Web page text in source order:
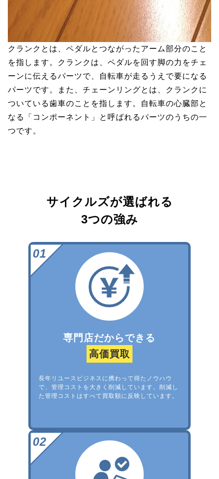
クランクとは、ペダルとつながったアーム部分のこと
を指します。クランクは、ペダルを回す脚の力をチェ
ーンに伝えるパーツで、自転車が走るうえで要になる
パーツです。また、チェーンリングとは、クランクに
ついている歯車のことを指します。自転車の心臓部と
なる「コンポーネント」と呼ばれるパーツのうちの一
つです。
サイクルズが選ばれる
3つの強み
専門店だからできる
高価買取
長年リユースビジネスに携わって得たノウハウ
で、管理コストを大きく削減しています。削減し
た管理コストはすべて買取額に反映しています。